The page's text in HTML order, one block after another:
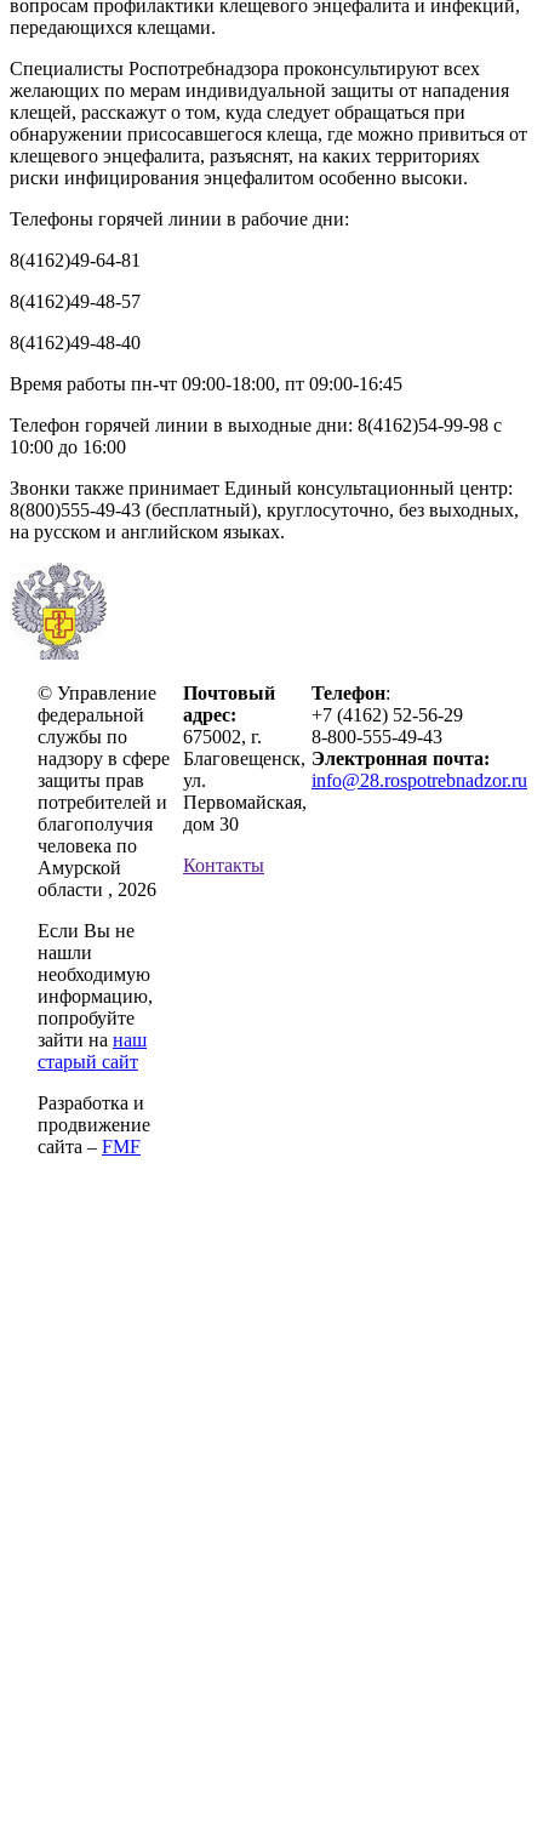
вопросам профилактики клещевого энцефалита и инфекций,
передающихся клещами.
Специалисты Роспотребнадзора проконсультируют всех
желающих по мерам индивидуальной защиты от нападения
клещей, расскажут о том, куда следует обращаться при
обнаружении присосавшегося клеща, где можно привиться от
клещевого энцефалита, разъяснят, на каких территориях
риски инфицирования энцефалитом особенно высоки.
Телефоны горячей линии в рабочие дни:
8(4162)49-64-81
8(4162)49-48-57
8(4162)49-48-40
Время работы пн-чт 09:00-18:00, пт 09:00-16:45
Телефон горячей линии в выходные дни: 8(4162)54-99-98 с
10:00 до 16:00
Звонки также принимает Единый консультационный центр:
8(800)555-49-43 (бесплатный), круглосуточно, без выходных,
на русском и английском языках.
© Управление
федеральной
службы по
надзору в сфере
защиты прав
потребителей и
благополучия
человека по
Амурской
области , 2026
Если Вы не
нашли
необходимую
информацию,
попробуйте
зайти на наш
старый сайт
Разработка и
продвижение
сайта – FMF
Почтовый
адрес:
675002, г.
Благовещенск,
ул.
Первомайская,
дом 30
Контакты
Телефон:
+7 (4162) 52-56-29
8-800-555-49-43
Электронная почта:
info@28.rospotrebnadzor.ru